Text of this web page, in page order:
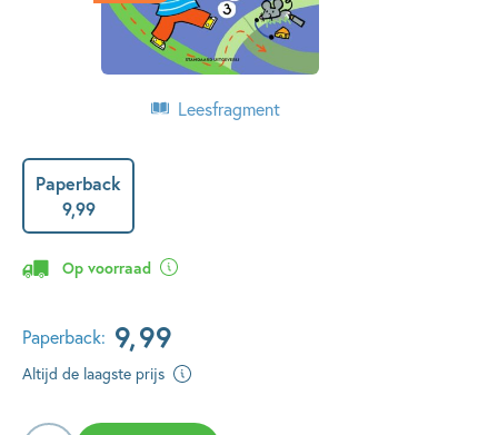
Leesfragment
Paperback
9,99
Op voorraad
Paperback: 9,99
Altijd de laagste prijs